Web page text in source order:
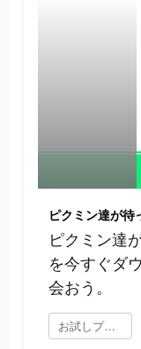
ピクミン達
を今すぐダ
会おう。
お試しプレイ